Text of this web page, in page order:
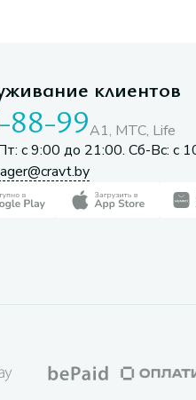
клиентов
88-99A1, МТС, Life
с 9:00 до 21:00. Сб-Вс: с